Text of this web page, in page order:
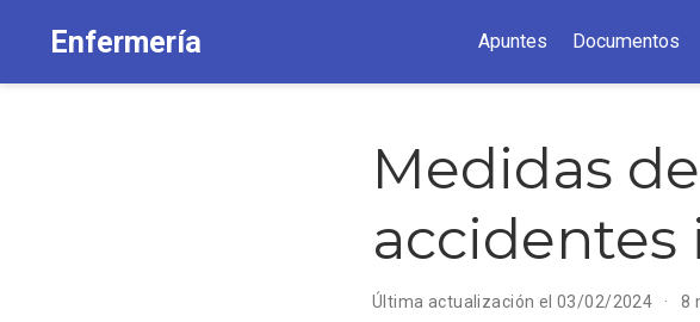
Enfermería Apuntes Documentos
Medidas
Última actualización el 03/02/2024 8